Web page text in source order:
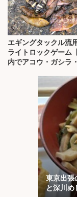
エギングタックル流
ライトロックゲーム
内でアコウ・ガシラ
東京出張
と深川